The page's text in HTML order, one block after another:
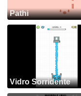
Pathi
Vidro Sorridente